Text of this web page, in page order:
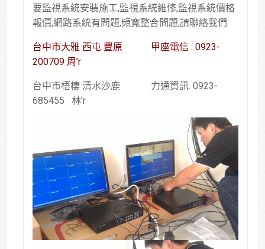
要監視系統安裝施工,監視系統維修,監視系統價格
報價,網路系統有問題,頻寬整合問題,請聯絡我們
台中市大雅 西屯 豐原 甲座電信 : 0923-
200709 周’r
台中市梧棲 清水沙鹿 力通資訊: 0923-
685455 林’r